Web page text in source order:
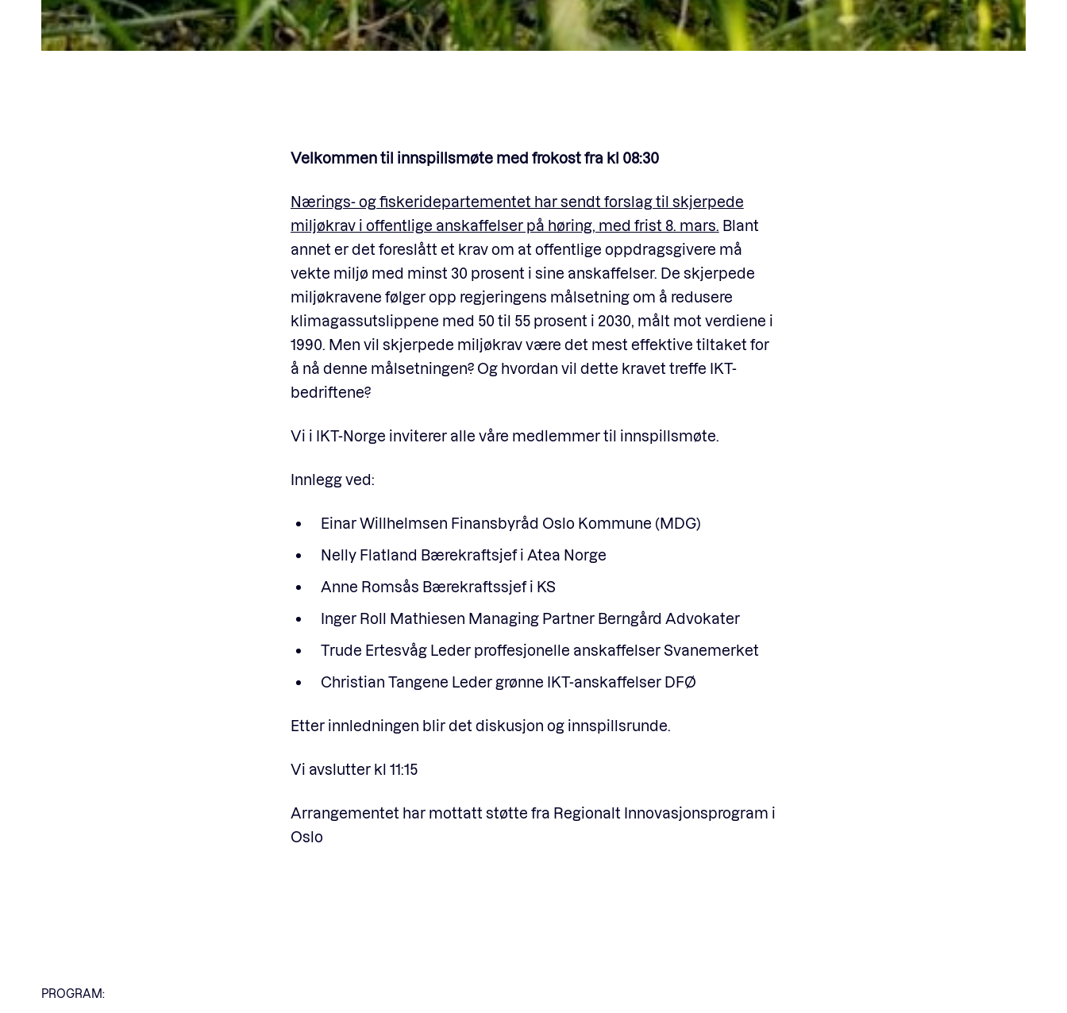
Velkommen til innspillsmøte med frokost fra kl 08:30
Nærings- og fiskeridepartementet har sendt forslag til skjerpede
miljøkrav i offentlige anskaffelser på høring, med frist 8. mars. Blant
annet er det foreslått et krav om at offentlige oppdragsgivere må
vekte miljø med minst 30 prosent i sine anskaffelser. De skjerpede
miljøkravene følger opp regjeringens målsetning om å redusere
klimagassutslippene med 50 til 55 prosent i 2030, målt mot verdiene i
1990. Men vil skjerpede miljøkrav være det mest effektive tiltaket for
å nå denne målsetningen? Og hvordan vil dette kravet treffe IKT-
bedriftene?
Vi i IKT-Norge inviterer alle våre medlemmer til innspillsmøte.
Innlegg ved:
Einar Willhelmsen Finansbyråd Oslo Kommune (MDG)
Nelly Flatland Bærekraftsjef i Atea Norge
Anne Romsås Bærekraftssjef i KS
Inger Roll Mathiesen Managing Partner Berngård Advokater
Trude Ertesvåg Leder proffesjonelle anskaffelser Svanemerket
Christian Tangene Leder grønne IKT-anskaffelser DFØ
Etter innledningen blir det diskusjon og innspillsrunde.
Vi avslutter kl 11:15
Arrangementet har mottatt støtte fra Regionalt Innovasjonsprogram i
Oslo
PROGRAM: